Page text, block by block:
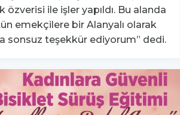
özverisi ile işler yapıldı. Bu alanda
emekçilere bir Alanyalı olarak
sonsuz teşekkür ediyorum” dedi.